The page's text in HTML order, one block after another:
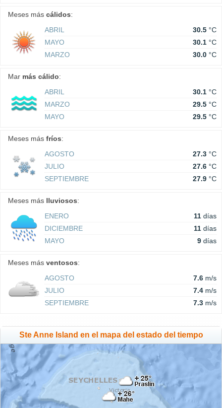
Meses más cálidos:
ABRIL
30.5 °C
MAYO
30.1 °C
MARZO
30.0 °C
Mar más cálido:
ABRIL
30.1 °C
MARZO
29.5 °C
MAYO
29.5 °C
Meses más fríos:
AGOSTO
27.3 °C
JULIO
27.6 °C
SEPTIEMBRE
27.9 °C
Meses más lluviosos:
ENERO
11 días
DICIEMBRE
11 días
MAYO
9 días
Meses más ventosos:
AGOSTO
7.6 m/s
JULIO
7.4 m/s
SEPTIEMBRE
7.3 m/s
Ste Anne Island en el mapa del estado del tiempo